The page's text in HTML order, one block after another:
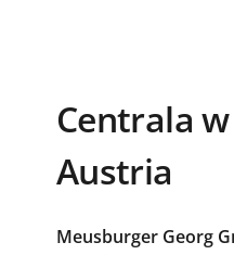
Centrala
Austria
Meusburger Georg